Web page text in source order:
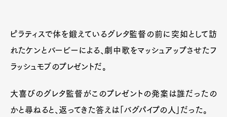
ピラティスで体を鍛えているグレタ監督の前に突如として訪
れたケンとバービーによる、劇中歌をマッシュアップさせたフ
ラッシュモブのプレゼントだ。
大喜びのグレタ監督がこのプレゼントの発案は誰だったの
かと尋ねると、返ってきた答えは「バグパイプの人」だった。